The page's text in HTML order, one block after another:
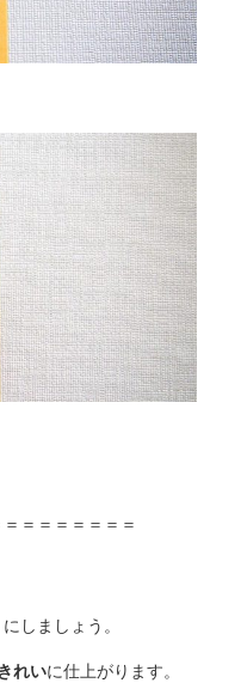
＝＝＝＝＝＝＝
しましょう。
れいに仕上がります。